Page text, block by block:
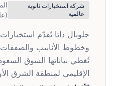
شركة استخبارات ثانوية
عالمية
جلوبال داتا تُقدّم
وخطوط الأنابيب
تُغطي بياناتها السوق
الإقليمي لمنطقة الشرق